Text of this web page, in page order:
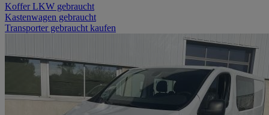
Koffer LKW gebraucht
Kastenwagen gebraucht
Transporter gebraucht kaufen